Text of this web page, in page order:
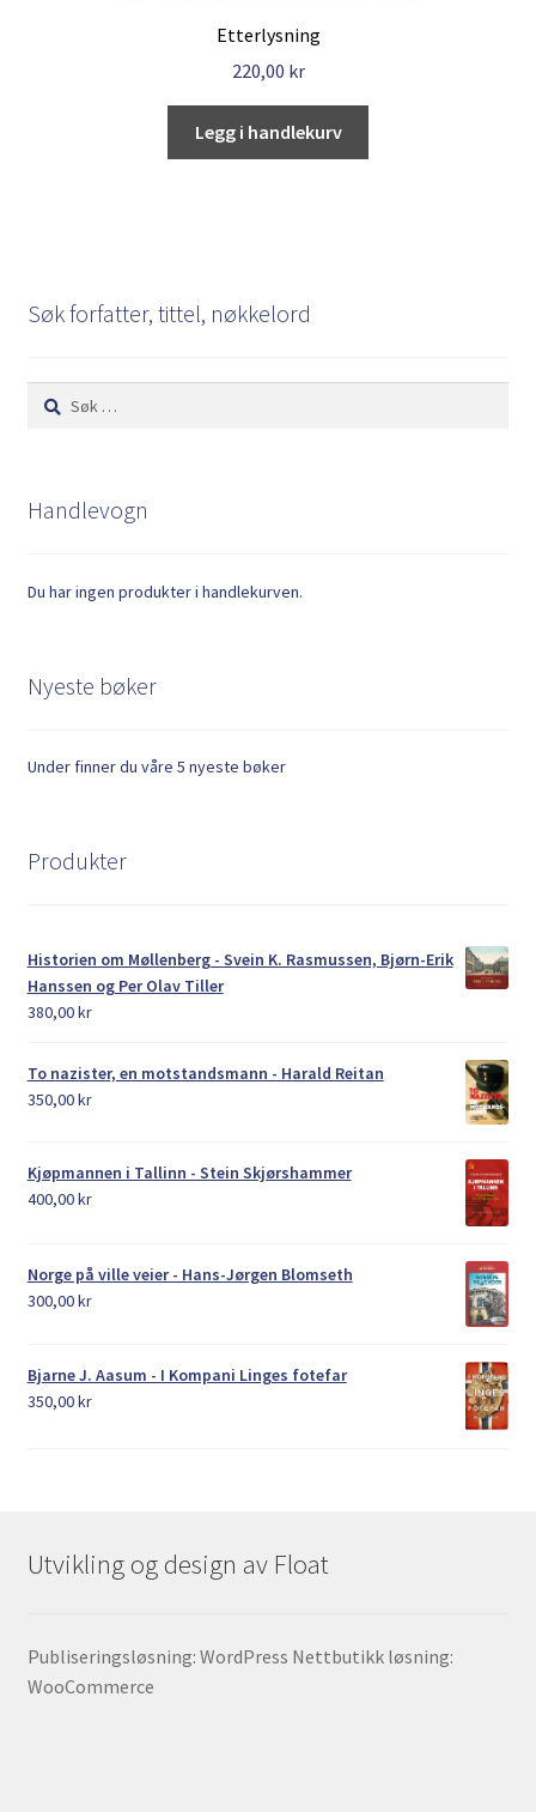
Etterlysning
220,00 kr
Legg i handlekurv
Søk forfatter, tittel, nøkkelord
Søk
etter:
Handlevogn
Du har ingen produkter i handlekurven.
Nyeste bøker
Under finner du våre 5 nyeste bøker
Produkter
Historien om Møllenberg - Svein K. Rasmussen, Bjørn-Erik
Hanssen og Per Olav Tiller
380,00kr
To nazister, en motstandsmann - Harald Reitan
350,00kr
Kjøpmannen i Tallinn - Stein Skjørshammer
400,00kr
Norge på ville veier - Hans-Jørgen Blomseth
300,00kr
Bjarne J. Aasum - I Kompani Linges fotefar
350,00kr
Utvikling og design av Float
Publiseringsløsning: WordPress Nettbutikk løsning:
WooCommerce